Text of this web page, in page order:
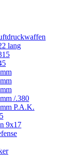
lang
/.380
P.A.K.
9x17